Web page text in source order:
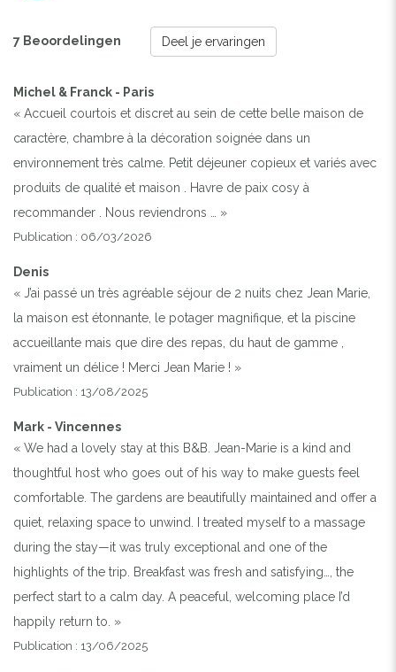
Previous
7 Beoordelingen Deel je ervaringen
Michel & Franck - Paris
« Accueil courtois et discret au sein de cette belle maison de
caractère, chambre à la décoration soignée dans un
environnement très calme. Petit déjeuner copieux et variés avec
produits de qualité et maison . Havre de paix cosy à
recommander . Nous reviendrons … »
Publication : 06/03/2026
Denis
« J’ai passé un très agréable séjour de 2 nuits chez Jean Marie,
la maison est étonnante, le potager magnifique, et la piscine
accueillante mais que dire des repas, du haut de gamme ,
vraiment un délice ! Merci Jean Marie ! »
Publication : 13/08/2025
Mark - Vincennes
« We had a lovely stay at this B&B. Jean-Marie is a kind and
thoughtful host who goes out of his way to make guests feel
comfortable. The gardens are beautifully maintained and offer a
quiet, relaxing space to unwind. I treated myself to a massage
during the stay—it was truly exceptional and one of the
highlights of the trip. Breakfast was fresh and satisfying…, the
perfect start to a calm day. A peaceful, welcoming place I’d
happily return to. »
Publication : 13/06/2025